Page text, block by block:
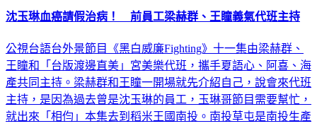
沈玉琳血癌請假治病！ 前員工梁赫群、王瞳義氣代班主持
公視台語台外景節目《黑白威廉Fighting》十一集由梁赫群、
王瞳和「台版渡邊直美」宮美樂代班，攜手夏語心、阿喜、海
產共同主持。梁赫群和王瞳一開場就先介紹自己，說會來代班
主持，是因為過去曾是沈玉琳的員工，玉琳哥節目需要幫忙，
就出來「相伨」本集去到稻米王國南投。南投草屯是南投生產